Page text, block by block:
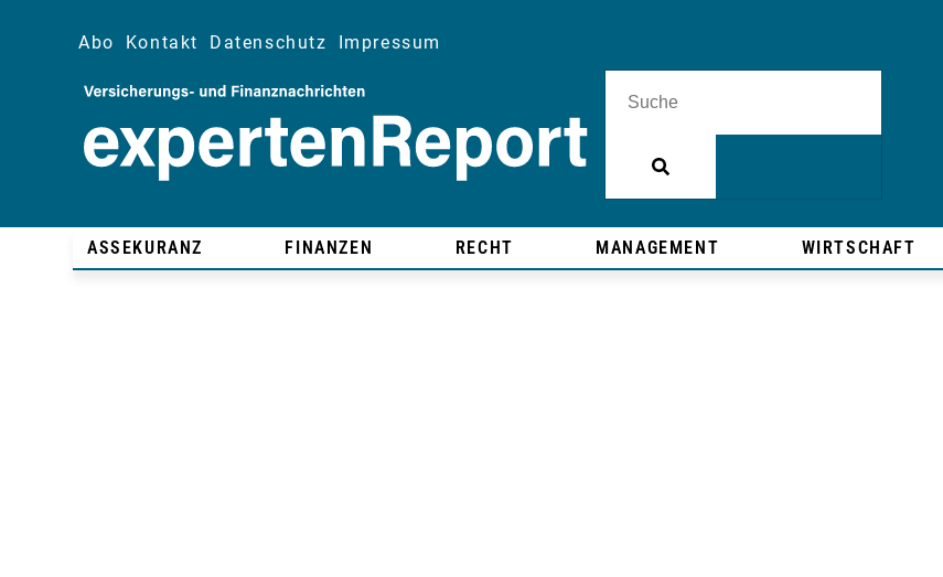
Abo Kontakt Datenschutz Impressum
ASSEKURANZ FINANZEN RECHT MANAGEMENT WIRTSCHAFT